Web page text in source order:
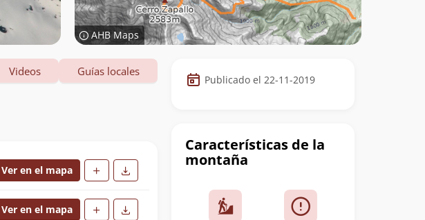
AHB Maps
Datos
de
cumbre
Publicado el 22-11-2019
Características de la
montaña
Videos Guías locales
Ver en el mapa
Ver en el mapa